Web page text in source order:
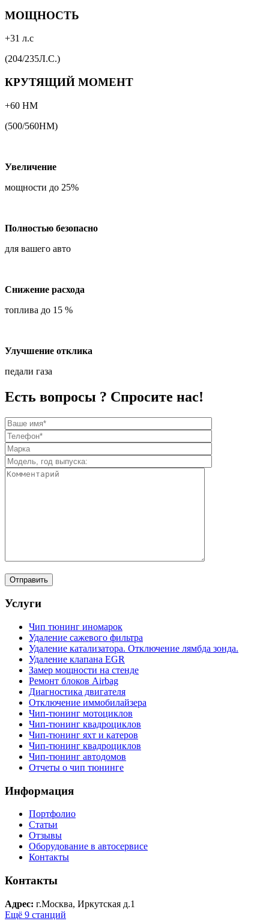
МОЩНОСТЬ
+31 л.с
(204/235Л.С.)
КРУТЯЩИЙ МОМЕНТ
+60 НМ
(500/560НМ)
Увеличение
мощности до 25%
Полностью безопасно
для вашего авто
Снижение расхода
топлива до 15 %
Улучшение отклика
педали газа
Есть вопросы ? Спросите нас!
Услуги
Чип тюнинг иномарок
Удаление сажевого фильтра
Удаление катализатора. Отключение лямбда зонда.
Удаление клапана EGR
Замер мощности на стенде
Ремонт блоков Airbag
Диагностика двигателя
Отключение иммобилайзера
Чип-тюнинг мотоциклов
Чип-тюнинг квадроциклов
Чип-тюнинг яхт и катеров
Чип-тюнинг квадроциклов
Чип-тюнинг автодомов
Отчеты о чип тюнинге
Информация
Портфолио
Статьи
Отзывы
Оборудование в автосервисе
Контакты
Контакты
Адрес: г.Москва, Иркутская д.1
Ещё 9 станций